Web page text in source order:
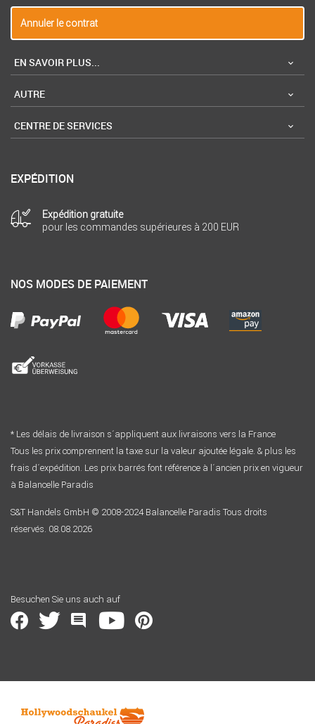
Annuler le contrat
EN SAVOIR PLUS...
AUTRE
CENTRE DE SERVICES
EXPÉDITION
Expédition gratuite
pour les commandes supérieures à 200 EUR
NOS MODES DE PAIEMENT
* Les délais de livraison s´appliquent aux livraisons vers la France
Tous les prix comprennent la taxe sur la valeur ajoutée légale. & plus les
frais d´expédition. Les prix barrés font référence à l´ancien prix en vigueur
à Balancelle Paradis
S&T Handels GmbH © 2008-2024 Balancelle Paradis Tous droits
réservés. 08.08.2026
Besuchen Sie uns auch auf